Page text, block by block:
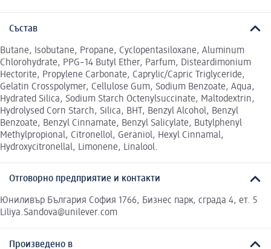
Състав
Butane, Isobutane, Propane, Cyclopentasiloxane, Aluminum
Chlorohydrate, PPG–14 Butyl Ether, Parfum, Disteardimonium
Hectorite, Propylene Carbonate, Caprylic/Capric Triglyceride,
Gelatin Crosspolymer, Cellulose Gum, Sodium Benzoate, Aqua,
Hydrated Silica, Sodium Starch Octenylsuccinate, Maltodextrin,
Hydrolysed Corn Starch, Silica, BHT, Benzyl Alcohol, Benzyl
Benzoate, Benzyl Cinnamate, Benzyl Salicylate, Butylphenyl
Methylpropional, Citronellol, Geraniol, Hexyl Cinnamal,
Hydroxycitronellal, Limonene, Linalool.
Отговорно предприятие и контакти
Юниливър България София 1766, Бизнес парк, сграда 4, ет. 5
Liliya.Sandova@unilever.com
Произведено в